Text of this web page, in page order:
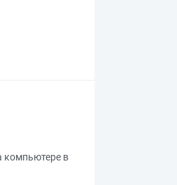
компьютере в